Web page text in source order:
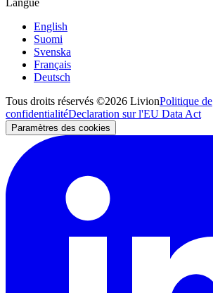
English
Suomi
Svenska
Français
Deutsch
Tous droits réservés ©2026 LivionPolitique de
confidentialitéDeclaration sur l'EU Data Act
Paramètres des cookies